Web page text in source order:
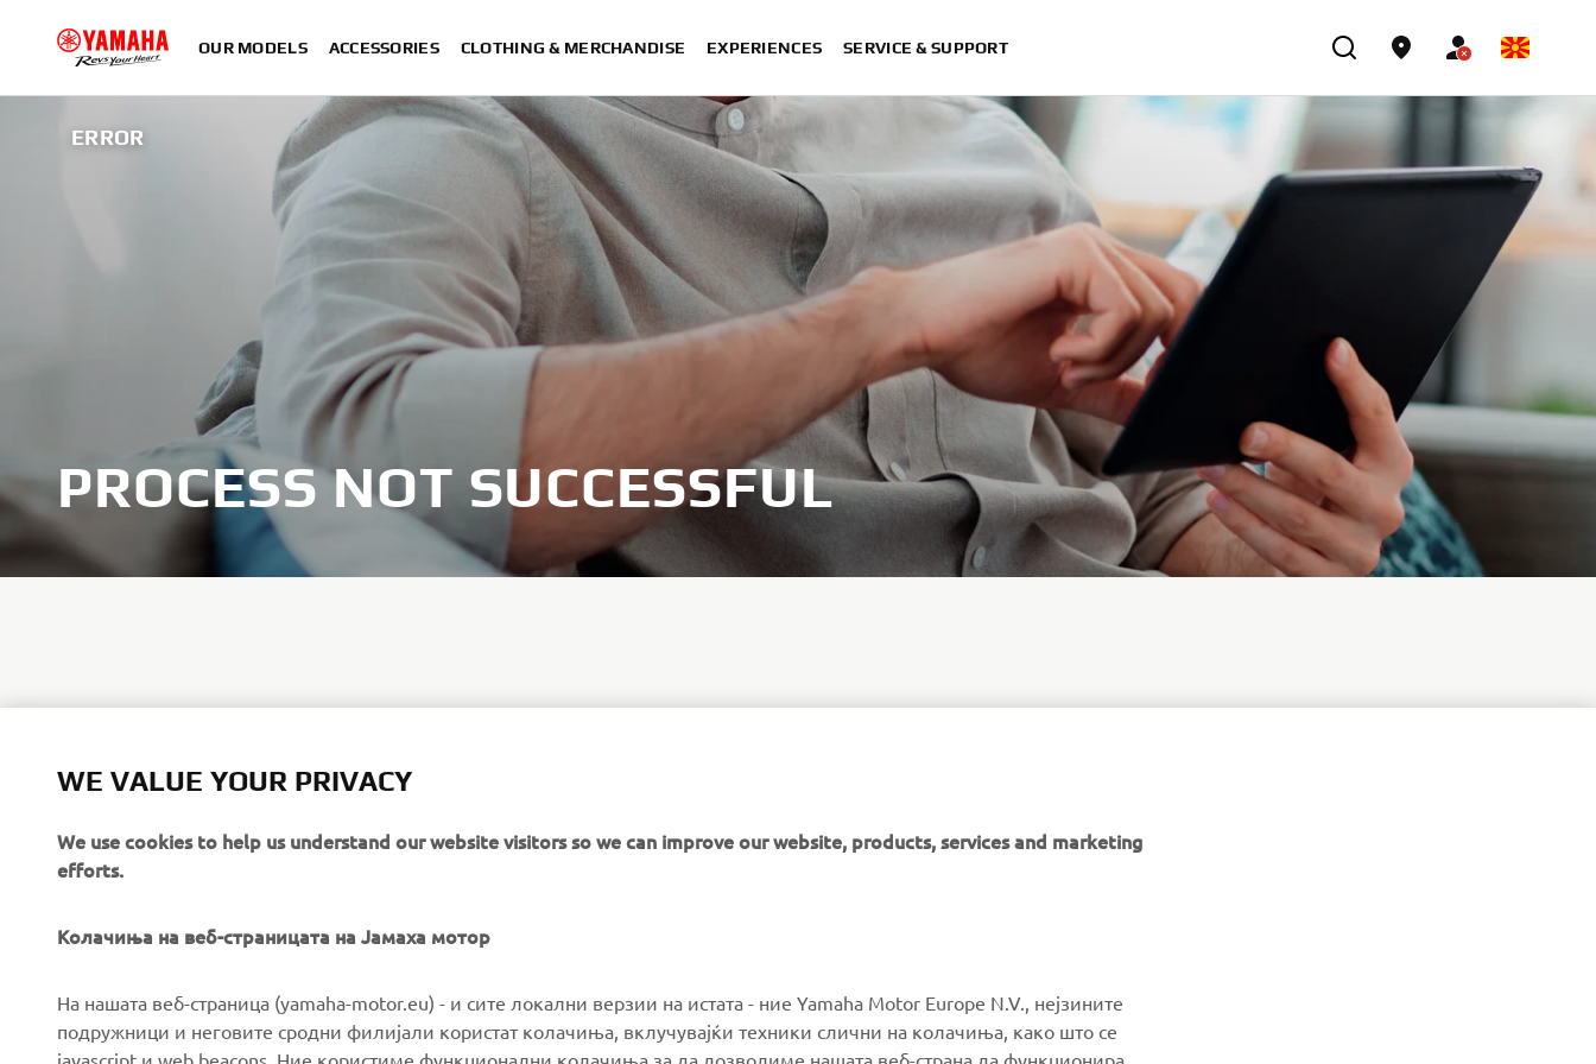
OUR MODELS ACCESSORIES CLOTHING & MERCHANDISE EXPERIENCES SERVICE & SUPPORT
ERROR
PROCESS NOT SUCCESSFUL
CORPORATE FOR BUSINESS MORE YAMAHA SUPPORT NEWSLETTER
Be the first one to learn about latest deals, special events, new
WE VALUE YOUR PRIVACY
We use cookies to help us understand our website visitors so we can improve our website, products, services and marketing
efforts.
Колачиња на веб-страницата на Јамаха мотор
На нашата веб-страница (yamaha-motor.eu) - и сите локални верзии на истата - ние Yamaha Motor Europe N.V., нејзините
подружници и неговите сродни филијали користат колачиња, вклучувајќи техники слични на колачиња, како што се
javascript и web beacons. Ние користиме функционални колачиња за да дозволиме нашата веб-страна да функционира